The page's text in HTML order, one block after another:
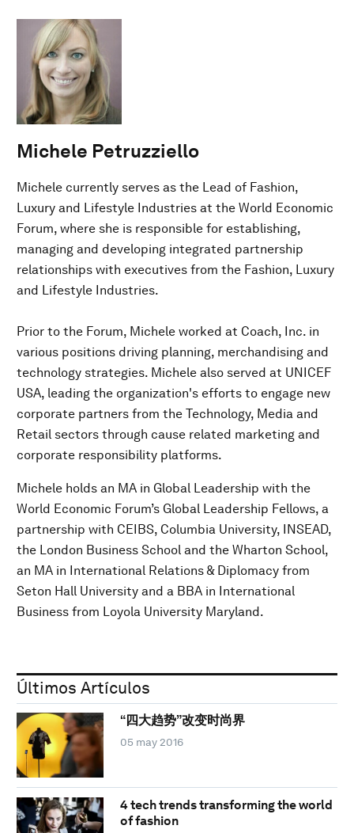
Michele Petruzziello
Michele currently serves as the Lead of Fashion,
Luxury and Lifestyle Industries at the World Economic
Forum, where she is responsible for establishing,
managing and developing integrated partnership
relationships with executives from the Fashion, Luxury
and Lifestyle Industries.
Prior to the Forum, Michele worked at Coach, Inc. in
various positions driving planning, merchandising and
technology strategies. Michele also served at UNICEF
USA, leading the organization's efforts to engage new
corporate partners from the Technology, Media and
Retail sectors through cause related marketing and
corporate responsibility platforms.
Michele holds an MA in Global Leadership with the
World Economic Forum’s Global Leadership Fellows, a
partnership with CEIBS, Columbia University, INSEAD,
the London Business School and the Wharton School,
an MA in International Relations & Diplomacy from
Seton Hall University and a BBA in International
Business from Loyola University Maryland.
Últimos Artículos
“四大趋势”改变时尚界
05 may 2016
4 tech trends transforming the world
of fashion